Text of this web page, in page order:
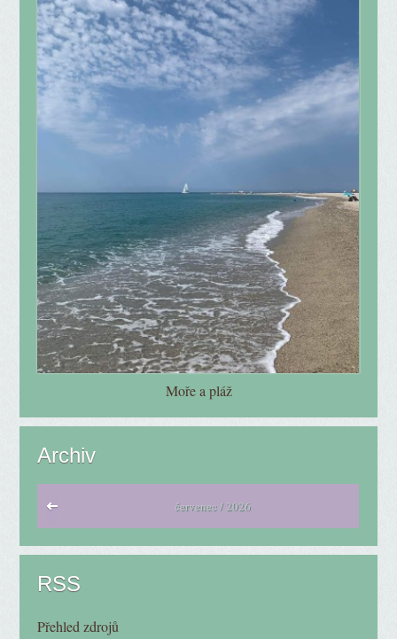
Moře a pláž
Archiv
červenec / 2026
RSS
Přehled zdrojů